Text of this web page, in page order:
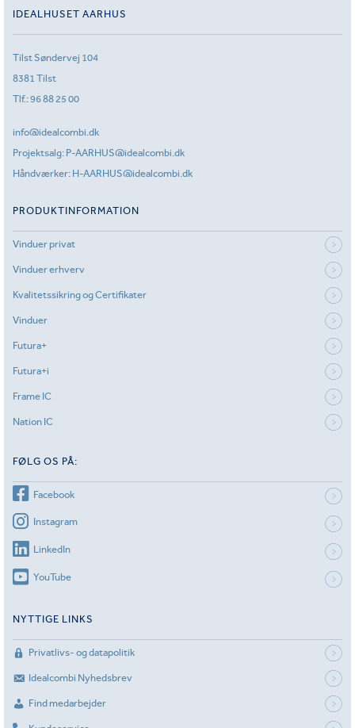
IDEALHUSET AARHUS
Tilst Søndervej 104
8381 Tilst
Tlf.:96 88 25 00
info@idealcombi.dk
Projektsalg: P-AARHUS@idealcombi.dk
Håndværker: H-AARHUS@idealcombi.dk
PRODUKTINFORMATION
Vinduer privat
Vinduer erhverv
Kvalitetssikring og Certifikater
Vinduer
Futura+
Futura+i
Frame IC
Nation IC
FØLG OS PÅ:
Facebook
Instagram
LinkedIn
YouTube
NYTTIGE LINKS
Privatlivs- og datapolitik
Idealcombi Nyhedsbrev
Find medarbejder